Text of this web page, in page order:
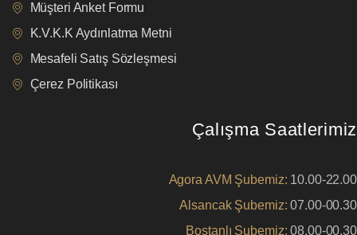
Müşteri Anket Formu
K.V.K.K Aydınlatma Metni
Mesafeli Satış Sözleşmesi
Çerez Politikası
Çalışma Saatlerimiz
Agora AVM Şubemiz: 10.00-22.00
Alsancak Şubemiz: 07.00-00.30
Bostanlı Şubemiz: 08.00-00.30